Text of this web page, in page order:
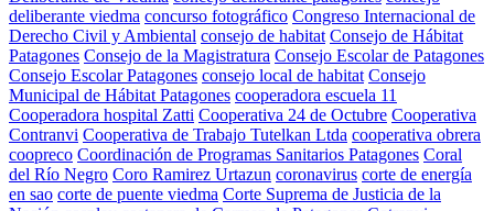
deliberante viedma concurso fotográfico Congreso Internacional de
Derecho Civil y Ambiental consejo de habitat Consejo de Hábitat
Patagones Consejo de la Magistratura Consejo Escolar de Patagones
Consejo Escolar Patagones consejo local de habitat Consejo
Municipal de Hábitat Patagones cooperadora escuela 11
Cooperadora hospital Zatti Cooperativa 24 de Octubre Cooperativa
Contranvi Cooperativa de Trabajo Tutelkan Ltda cooperativa obrera
coopreco Coordinación de Programas Sanitarios Patagones Coral
del Río Negro Coro Ramirez Urtazun coronavirus corte de energía
en sao corte de puente viedma Corte Suprema de Justicia de la